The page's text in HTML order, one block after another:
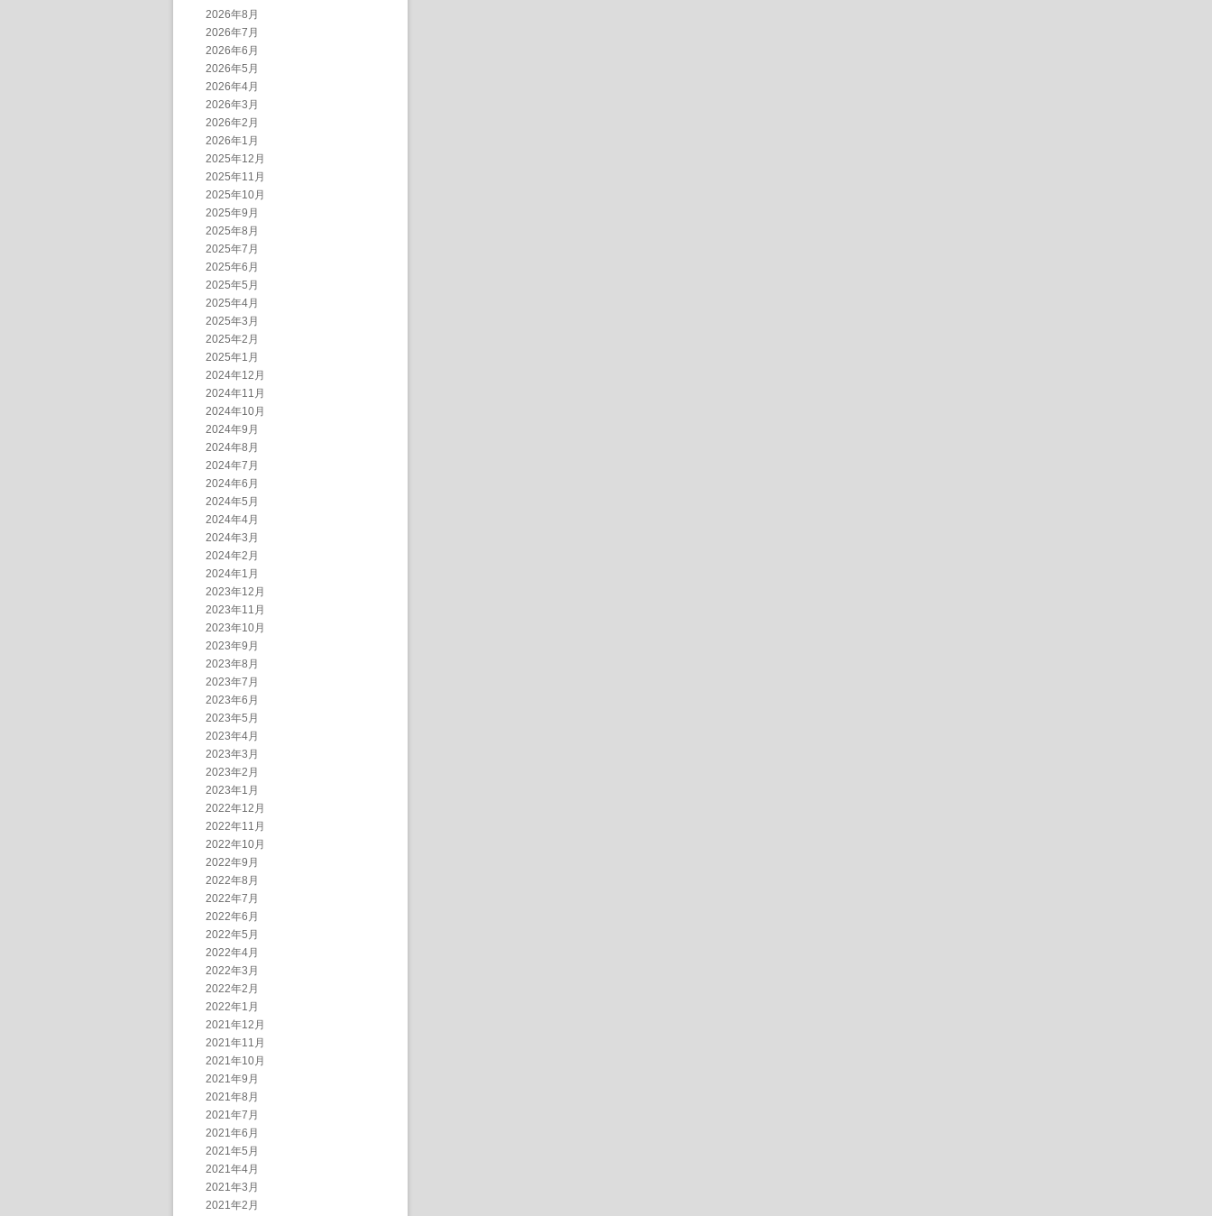
2026年8月
2026年7月
2026年6月
2026年5月
2026年4月
2026年3月
2026年2月
2026年1月
2025年12月
2025年11月
2025年10月
2025年9月
2025年8月
2025年7月
2025年6月
2025年5月
2025年4月
2025年3月
2025年2月
2025年1月
2024年12月
2024年11月
2024年10月
2024年9月
2024年8月
2024年7月
2024年6月
2024年5月
2024年4月
2024年3月
2024年2月
2024年1月
2023年12月
2023年11月
2023年10月
2023年9月
2023年8月
2023年7月
2023年6月
2023年5月
2023年4月
2023年3月
2023年2月
2023年1月
2022年12月
2022年11月
2022年10月
2022年9月
2022年8月
2022年7月
2022年6月
2022年5月
2022年4月
2022年3月
2022年2月
2022年1月
2021年12月
2021年11月
2021年10月
2021年9月
2021年8月
2021年7月
2021年6月
2021年5月
2021年4月
2021年3月
2021年2月